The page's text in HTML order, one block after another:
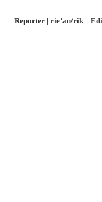
Reporter | rie’an/rik |